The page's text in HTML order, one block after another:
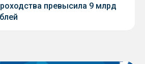
превысила 9 млрд